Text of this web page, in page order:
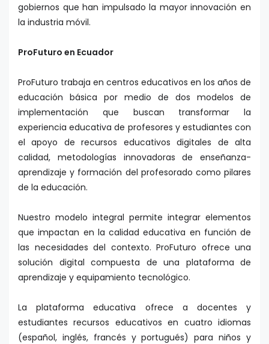
gobiernos que han impulsado la mayor innovación en
la industria móvil.
ProFuturo en Ecuador
ProFuturo trabaja en centros educativos en los años de
educación básica por medio de dos modelos de
implementación que buscan transformar la
experiencia educativa de profesores y estudiantes con
el apoyo de recursos educativos digitales de alta
calidad, metodologías innovadoras de enseñanza-
aprendizaje y formación del profesorado como pilares
de la educación.
Nuestro modelo integral permite integrar elementos
que impactan en la calidad educativa en función de
las necesidades del contexto. ProFuturo ofrece una
solución digital compuesta de una plataforma de
aprendizaje y equipamiento tecnológico.
La plataforma educativa ofrece a docentes y
estudiantes recursos educativos en cuatro idiomas
(español, inglés, francés y portugués) para niños y